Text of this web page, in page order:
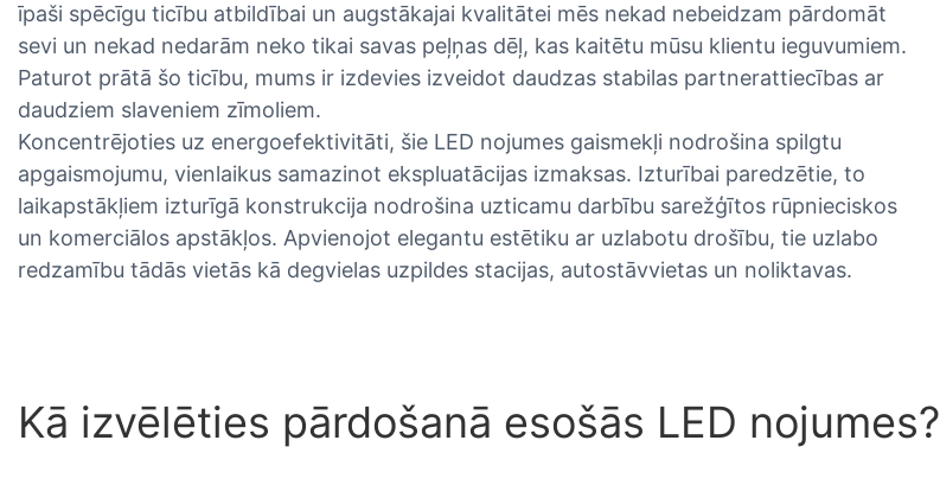
īpaši spēcīgu ticību atbildībai un augstākajai kvalitātei mēs nekad nebeidzam pārdomāt
sevi un nekad nedarām neko tikai savas peļņas dēļ, kas kaitētu mūsu klientu ieguvumiem.
Paturot prātā šo ticību, mums ir izdevies izveidot daudzas stabilas partnerattiecības ar
daudziem slaveniem zīmoliem.
Koncentrējoties uz energoefektivitāti, šie LED nojumes gaismekļi nodrošina spilgtu
apgaismojumu, vienlaikus samazinot ekspluatācijas izmaksas. Izturībai paredzētie, to
laikapstākļiem izturīgā konstrukcija nodrošina uzticamu darbību sarežģītos rūpnieciskos
un komerciālos apstākļos. Apvienojot elegantu estētiku ar uzlabotu drošību, tie uzlabo
redzamību tādās vietās kā degvielas uzpildes stacijas, autostāvvietas un noliktavas.
Kā izvēlēties pārdošanā esošās LED nojumes?